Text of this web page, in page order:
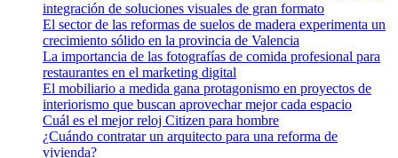
integración de soluciones visuales de gran formato
El sector de las reformas de suelos de madera experimenta un
crecimiento sólido en la provincia de Valencia
La importancia de las fotografías de comida profesional para
restaurantes en el marketing digital
El mobiliario a medida gana protagonismo en proyectos de
interiorismo que buscan aprovechar mejor cada espacio
Cuál es el mejor reloj Citizen para hombre
¿Cuándo contratar un arquitecto para una reforma de
vivienda?